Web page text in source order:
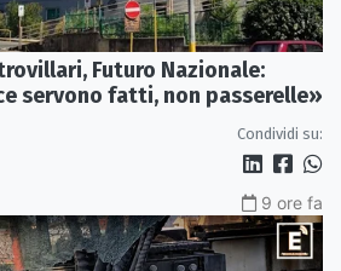
Futuro Nazionale:
servono fatti, non passerelle»
Condividi su:
9 ore fa